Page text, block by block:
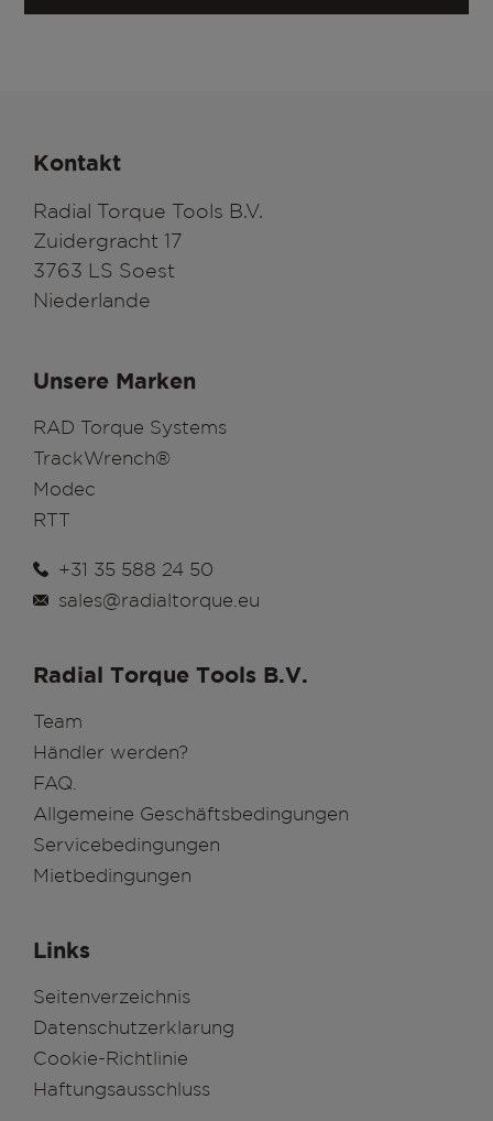
Kontakt
Radial Torque Tools B.V.
Zuidergracht 17
3763 LS Soest
Niederlande
Unsere Marken
RAD Torque Systems
TrackWrench®
Modec
RTT
+31 35 588 24 50
sales@radialtorque.eu
Radial Torque Tools B.V.
Team
Händler werden?
FAQ.
Allgemeine Geschäftsbedingungen
Servicebedingungen
Mietbedingungen
Links
Seitenverzeichnis
Datenschutzerklarung
Cookie-Richtlinie
Haftungsausschluss